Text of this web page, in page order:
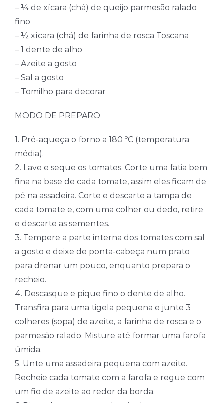
– ¼ de xícara (chá) de queijo parmesão ralado
fino
– ½ xícara (chá) de farinha de rosca Toscana
– 1 dente de alho
– Azeite a gosto
– Sal a gosto
– Tomilho para decorar
MODO DE PREPARO
1. Pré-aqueça o forno a 180 ºC (temperatura
média).
2. Lave e seque os tomates. Corte uma fatia bem
fina na base de cada tomate, assim eles ficam de
pé na assadeira. Corte e descarte a tampa de
cada tomate e, com uma colher ou dedo, retire
e descarte as sementes.
3. Tempere a parte interna dos tomates com sal
a gosto e deixe de ponta-cabeça num prato
para drenar um pouco, enquanto prepara o
recheio.
4. Descasque e pique fino o dente de alho.
Transfira para uma tigela pequena e junte 3
colheres (sopa) de azeite, a farinha de rosca e o
parmesão ralado. Misture até formar uma farofa
úmida.
5. Unte uma assadeira pequena com azeite.
Recheie cada tomate com a farofa e regue com
um fio de azeite ao redor da borda.